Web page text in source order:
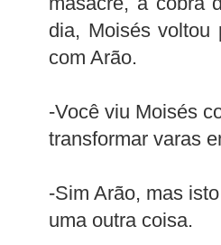
dia, Moisés voltou
com Arão.
-Você viu Moisés
transformar varas
-Sim Arão, mas
uma outra coisa.